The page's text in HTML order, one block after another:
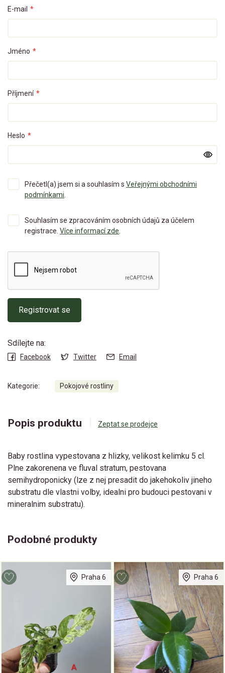
E-mail *
Jméno *
Příjmení *
Heslo *
Přečetl(a) jsem si a souhlasím s Veřejnými obchodními
podmínkami.
Souhlasím se zpracováním osobních údajů za účelem
registrace. Více informací zde.
Registrovat se
Sdílejte na:
Facebook Twitter Email
Kategorie: Pokojové rostliny
Popis produktu Zeptat se prodejce
Baby rostlina vypestovana z hlizky, velikost kelimku 5 cl.
Plne zakorenena ve fluval stratum, pestovana
semihydroponicky (lze z nej presadit do jakehokoliv jineho
substratu dle vlastni volby, idealni pro budouci pestovani v
mineralnim substratu).
Podobné produkty
Praha 6 Praha 6